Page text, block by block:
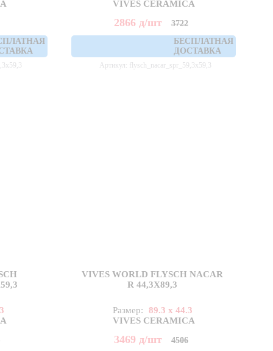
VIVES CERAMICA
2866 д/шт
3722
БЕСПЛАТНАЯ
ДОСТАВКА
Артикул: flysch_nacar_spr_59,3x59,3
VIVES WORLD FLYSCH NACAR
R 44,3X89,3
Размер:
89.3 x 44.3
VIVES CERAMICA
3469 д/шт
4506